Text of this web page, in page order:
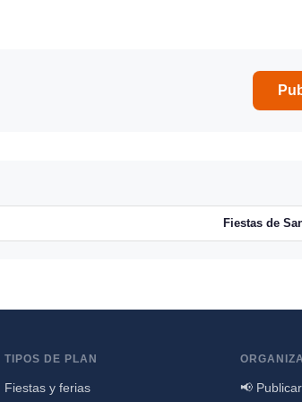
Fiestas de
TIPOS DE PLAN
Fiestas y ferias
ORGANIZA
📢